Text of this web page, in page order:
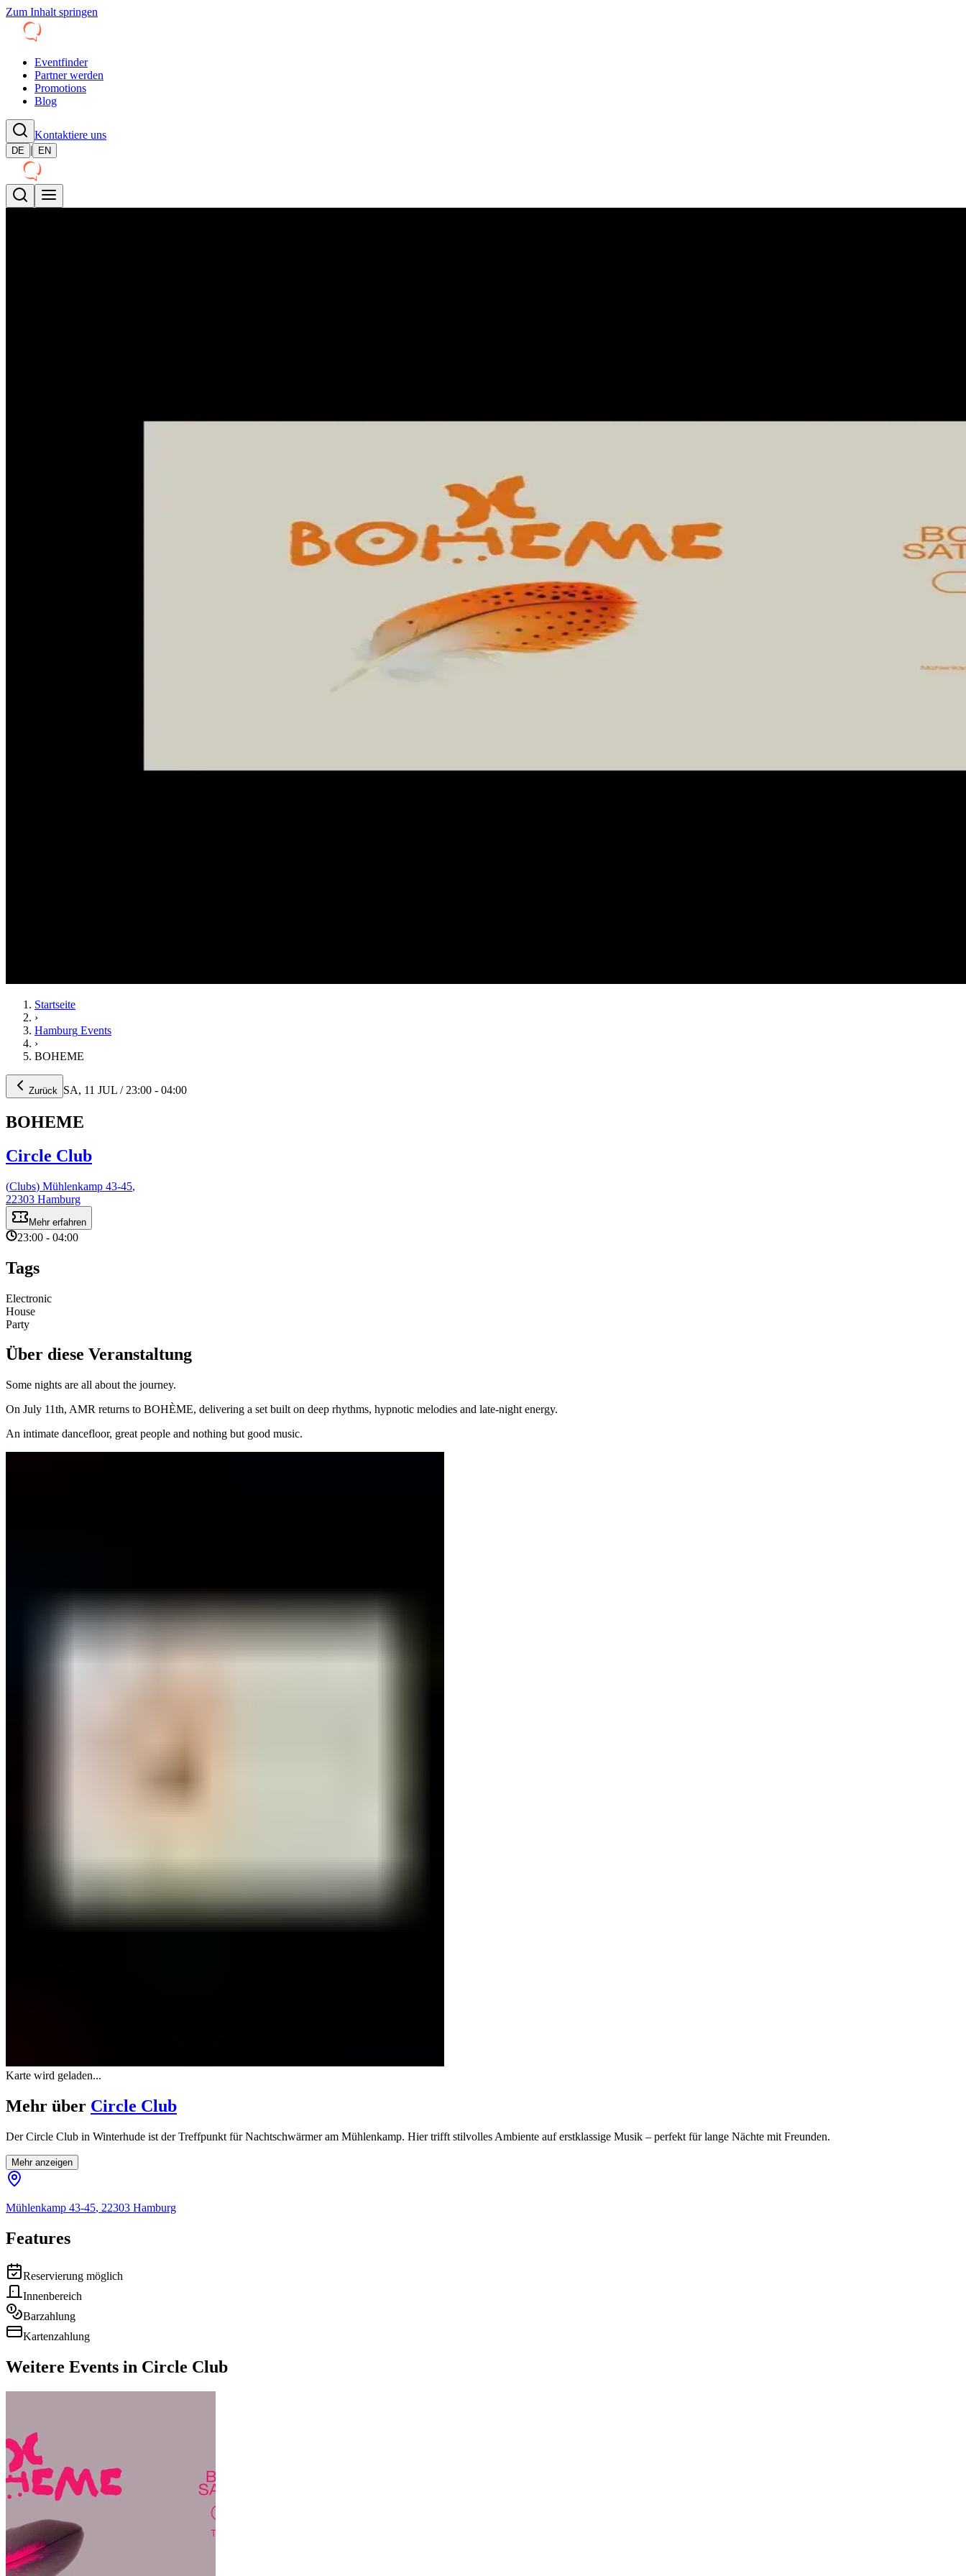
Zum Inhalt springen
Eventfinder
Partner werden
Promotions
Blog
Kontaktiere uns
DE | EN
Startseite
›
Hamburg Events
›
BOHEME
Zurück SA, 11 JUL / 23:00 - 04:00
BOHEME
Circle Club
(Clubs) Mühlenkamp 43-45,
22303 Hamburg
Mehr erfahren
23:00 - 04:00
Tags
Electronic
House
Party
Über diese Veranstaltung
Some nights are all about the journey.
On July 11th, AMR returns to BOHÈME, delivering a set built on deep rhythms, hypnotic melodies and late-night energy.
An intimate dancefloor, great people and nothing but good music.
Karte wird geladen...
Mehr über Circle Club
Der Circle Club in Winterhude ist der Treffpunkt für Nachtschwärmer am Mühlenkamp. Hier trifft stilvolles Ambiente auf erstklassige Musik – perfekt für lange Nächte mit Freunden.
Mehr anzeigen
Mühlenkamp 43-45, 22303 Hamburg
Features
Reservierung möglich
Innenbereich
Barzahlung
Kartenzahlung
Weitere Events in Circle Club